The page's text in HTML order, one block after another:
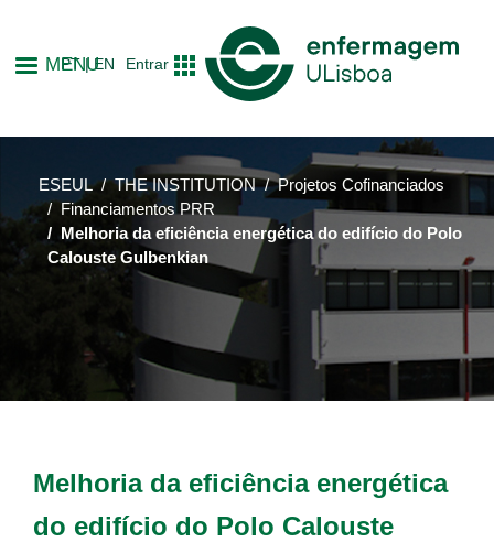
to
main
content
MENU
PT EN Entrar
ESEUL THE INSTITUTION
Projetos Cofinanciados
Financiamentos PRR
Melhoria da eficiência energética do edifício do Polo
Calouste Gulbenkian
Melhoria da eficiência energética
do edifício do Polo Calouste